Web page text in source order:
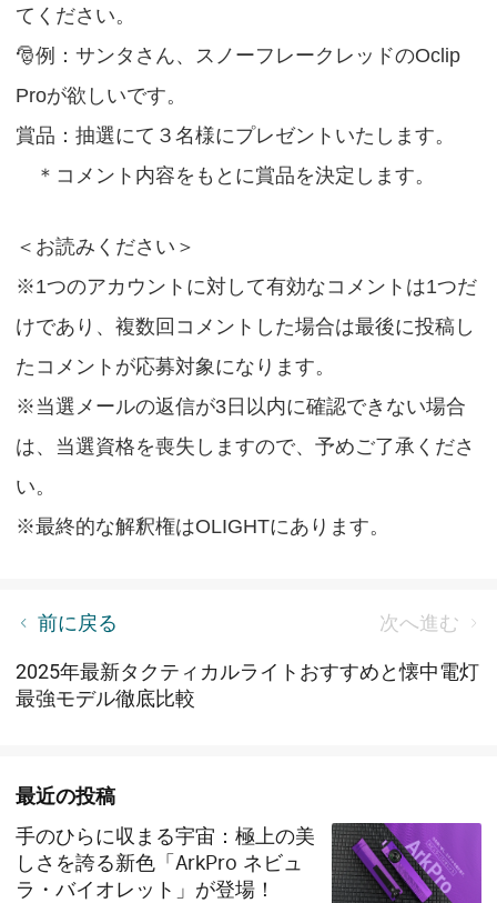
てください。
🎅例：サンタさん、スノーフレークレッドのOclip
Proが欲しいです。
賞品：抽選にて３名様にプレゼントいたします。
＊コメント内容をもとに賞品を決定します。
＜お読みください＞
※1つのアカウントに対して有効なコメントは1つだ
けであり、複数回コメントした場合は最後に投稿し
たコメントが応募対象になります。
※当選メールの返信が3 日以内に確認できない場合
は、当選資格を喪失しますので、予めご了承くださ
い。
※最終的な解釈権はOLIGHTにあります。
前に戻る 次へ進む
【2025年】オーライト年末年始セール完全攻略！限
2025年最新タクティカルライトおすすめと懐中電灯
最強モデル徹底比較
最近の投稿
手のひらに収まる宇宙：極上の美
しさを誇る新色「ArkPro ネビュ
ラ・バイオレット」が登場！